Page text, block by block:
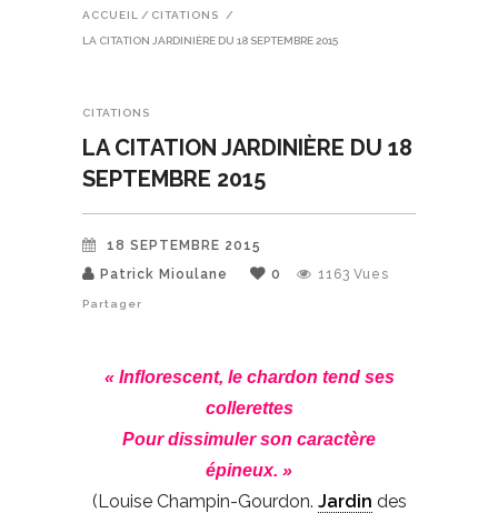
ACCUEIL / CITATIONS /
LA CITATION JARDINIÈRE DU 18 SEPTEMBRE 2015
CITATIONS
LA CITATION JARDINIÈRE DU 18
SEPTEMBRE 2015
18 SEPTEMBRE 2015
Patrick Mioulane
0 1163 Vues
Partager
« Inflorescent, le chardon tend ses
collerettes
Pour dissimuler son caractère
épineux. »
(Louise Champin-Gourdon. Jardin des